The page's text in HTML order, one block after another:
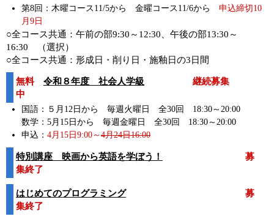
第8回：木曜コース11/5から 金曜コース11/6から 申込締切10
月9日
○全コース共通：午前の部9:30～12:30、午後の部13:30～
16:30 （選択）
○全コース共通：形成日・削り日・施釉日の3日間
無料 令和８年度 社会人学級 継続募集
中
国語：５月12日から 毎週火曜日 全30回 18:30～20:00
数学：5月15日から 毎週金曜日 全30回 18:30～20:00
申込： 4月15日9:00～4月24日16:00
特別講座 映画から英語を学ぼう！
募
集終了
はじめてのプログラミング
募
集終了